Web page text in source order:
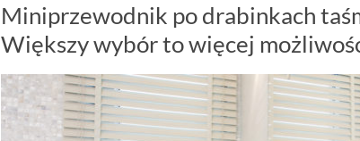
Miniprzewodnik po drabinkach
Większy wybór to więcej